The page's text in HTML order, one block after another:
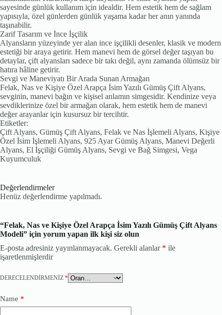
sayesinde günlük kullanım için idealdir. Hem estetik hem de sağlam
yapısıyla, özel günlerden günlük yaşama kadar her anın yanında
taşınabilir.
Zarif Tasarım ve İnce İşçilik
Alyansların yüzeyinde yer alan ince işçilikli desenler, klasik ve modern
estetiği bir araya getirir. Hem manevi hem de görsel değer taşıyan bu
detaylar, çift alyansları sadece bir takı değil, aynı zamanda ölümsüz bir
hatıra hâline getirir.
Sevgi ve Maneviyatı Bir Arada Sunan Armağan
Felak, Nas ve Kişiye Özel Arapça İsim Yazılı Gümüş Çift Alyans,
sevginin, manevi bağın ve kişisel anlamın simgesidir. Kendinize veya
sevdiklerinize özel bir armağan olarak, hem estetik hem de manevi
değer arayanlar için kusursuz bir tercihtir.
Etiketler:
Çift Alyans, Gümüş Çift Alyans, Felak ve Nas İşlemeli Alyans, Kişiye
Özel İsim İşlemeli Alyans, 925 Ayar Gümüş Alyans, Manevi Değerli
Alyans, El İşçiliği Gümüş Alyans, Sevgi ve Bağ Simgesi, Vega
Kuyumculuk
Değerlendirmeler
Henüz değerlendirme yapılmadı.
“Felak, Nas ve Kişiye Özel Arapça İsim Yazılı Gümüş Çift Alyans
Modeli” için yorum yapan ilk kişi siz olun
E-posta adresiniz yayınlanmayacak. Gerekli alanlar * ile
işaretlenmişlerdir
DERECELENDIRMENIZ *
Name *